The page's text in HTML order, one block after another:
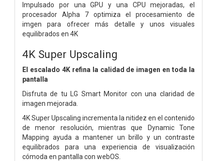
Impulsado por una GPU y una CPU mejoradas, el
procesador Alpha 7 optimiza el procesamiento de
imgen para ofrecer más detalle y unos visuales
equilibrados en 4K
4K Super Upscaling
El escalado 4K refina la calidad de imagen en toda la
pantalla
Disfruta de tu LG Smart Monitor con una claridad de
imagen mejorada.
4K Super Upscaling incrementa la nitidez en el contenido
de menor resolución, mientras que Dynamic Tone
Mapping ayuda a mantener un brillo y un contraste
equilibrados para una experiencia de visualización
cómoda en pantalla con webOS.